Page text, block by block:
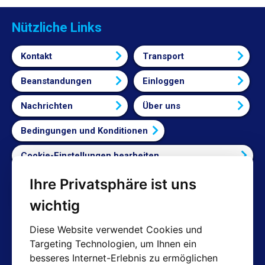
Ihre Privatsphäre ist uns
wichtig
Diese Website verwendet Cookies und
Targeting Technologien, um Ihnen ein
besseres Internet-Erlebnis zu ermöglichen
Nützliche Links
Kontakt Transport
Beanstandungen Einloggen
Nachrichten Über uns
Bedingungen und Konditionen
Cookie-Einstellungen bearbeiten
Vertrag widerrufen
Kontakte